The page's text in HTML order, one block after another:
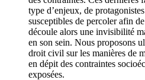
type d’enjeux, de
susceptibles de percoler afin
découle alors une invisibilité
en son sein. Nous proposons
droit civil sur les manières de
en dépit des contraintes
exposées.